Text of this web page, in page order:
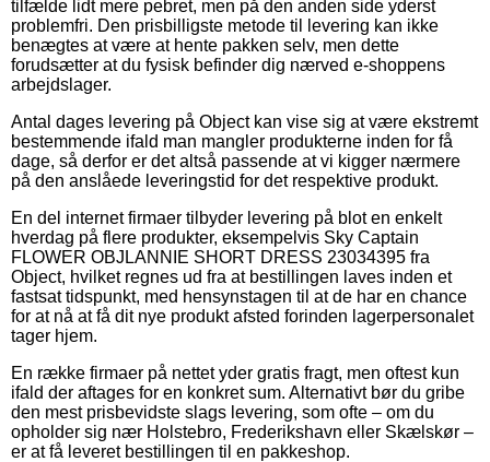
tilfælde lidt mere pebret, men på den anden side yderst
problemfri. Den prisbilligste metode til levering kan ikke
benægtes at være at hente pakken selv, men dette
forudsætter at du fysisk befinder dig nærved e-shoppens
arbejdslager.
Antal dages levering på Object kan vise sig at være ekstremt
bestemmende ifald man mangler produkterne inden for få
dage, så derfor er det altså passende at vi kigger nærmere
på den anslåede leveringstid for det respektive produkt.
En del internet firmaer tilbyder levering på blot en enkelt
hverdag på flere produkter, eksempelvis Sky Captain
FLOWER OBJLANNIE SHORT DRESS 23034395 fra
Object, hvilket regnes ud fra at bestillingen laves inden et
fastsat tidspunkt, med hensynstagen til at de har en chance
for at nå at få dit nye produkt afsted forinden lagerpersonalet
tager hjem.
En række firmaer på nettet yder gratis fragt, men oftest kun
ifald der aftages for en konkret sum. Alternativt bør du gribe
den mest prisbevidste slags levering, som ofte – om du
opholder sig nær Holstebro, Frederikshavn eller Skælskør –
er at få leveret bestillingen til en pakkeshop.